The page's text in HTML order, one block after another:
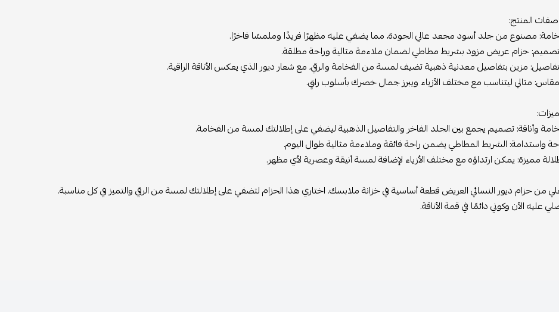
المنتج:
مصنوع من جلد أسود مجعد عالي الجودة، مما يضفي عليه مظهرًا فريدًا وملمسًا فاخرًا.
حزام عريض مزود بشريط مطاطي لضمان ملاءمة مثالية وراحة مطلقة.
مزين بتفاصيل معدنية ذهبية تضيف لمسة من الفخامة والرقي، مع شعار ديور الذي يعكس الأناقة الراقية.
مثالي ليتناسب مع مختلف الأزياء ويبرز جمال خصرك بأسلوب راقٍ.
وأناقة: تصميم يجمع بين الجلد الفاخر والتفاصيل الذهبية ليضفي على إطلالتك لمسة من الفخامة.
واستدامة: الشريط المطاطي يضمن راحة فائقة وملاءمة مثالية طوال اليوم.
مميزة: يمكن ارتداؤه مع مختلف الأزياء لإضافة لمسة أنيقة وعصرية لأي مظهر.
من حزام ديور النسائي العريض قطعة أساسية في خزانة ملابسك. اختاري هذا الحزام لتضفي على إطلالتك لمسة من الرقي والتميز في كل مناسبة.
عليه الآن وكوني دائمًا في قمة الأناقة.